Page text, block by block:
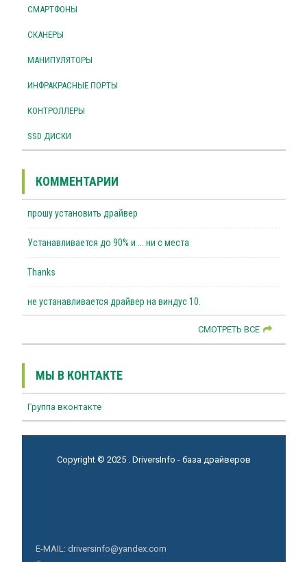
СМАРТФОНЫ
СКАНЕРЫ
МАНИПУЛЯТОРЫ
ИНФРАКРАСНЫЕ ПОРТЫ
КОНТРОЛЛЕРЫ
SSD ДИСКИ
КОММЕНТАРИИ
прошу установить драйвер
Устанавливается до 90% и ... ни с места
Thanks
не устанавливается драйвер на виндус 10.
СМОТРЕТЬ ВСЕ
МЫ В КОНТАКТЕ
Группа вконтакте
Copyright © 2025 . DriversInfo - база драйверов
E-MAIL: driversinfo@yandex.com